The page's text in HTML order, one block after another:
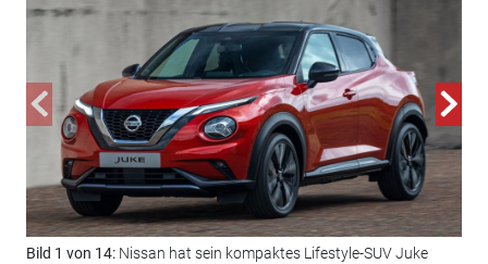
Bild 1 von 14: Nissan hat sein kompaktes Lifestyle-SUV Juke